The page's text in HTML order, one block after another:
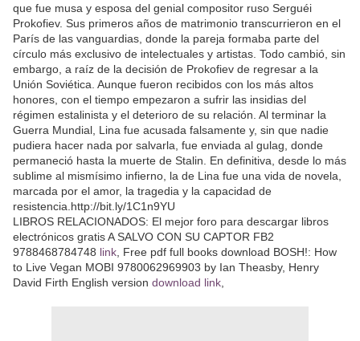
que fue musa y esposa del genial compositor ruso Serguéi
Prokofiev. Sus primeros años de matrimonio transcurrieron en el
París de las vanguardias, donde la pareja formaba parte del
círculo más exclusivo de intelectuales y artistas. Todo cambió, sin
embargo, a raíz de la decisión de Prokofiev de regresar a la
Unión Soviética. Aunque fueron recibidos con los más altos
honores, con el tiempo empezaron a sufrir las insidias del
régimen estalinista y el deterioro de su relación. Al terminar la
Guerra Mundial, Lina fue acusada falsamente y, sin que nadie
pudiera hacer nada por salvarla, fue enviada al gulag, donde
permaneció hasta la muerte de Stalin. En definitiva, desde lo más
sublime al mismísimo infierno, la de Lina fue una vida de novela,
marcada por el amor, la tragedia y la capacidad de
resistencia.http://bit.ly/1C1n9YU
LIBROS RELACIONADOS: El mejor foro para descargar libros
electrónicos gratis A SALVO CON SU CAPTOR FB2
9788468784748 link , Free pdf full books download BOSH!: How
to Live Vegan MOBI 9780062969903 by Ian Theasby, Henry
David Firth English version download link